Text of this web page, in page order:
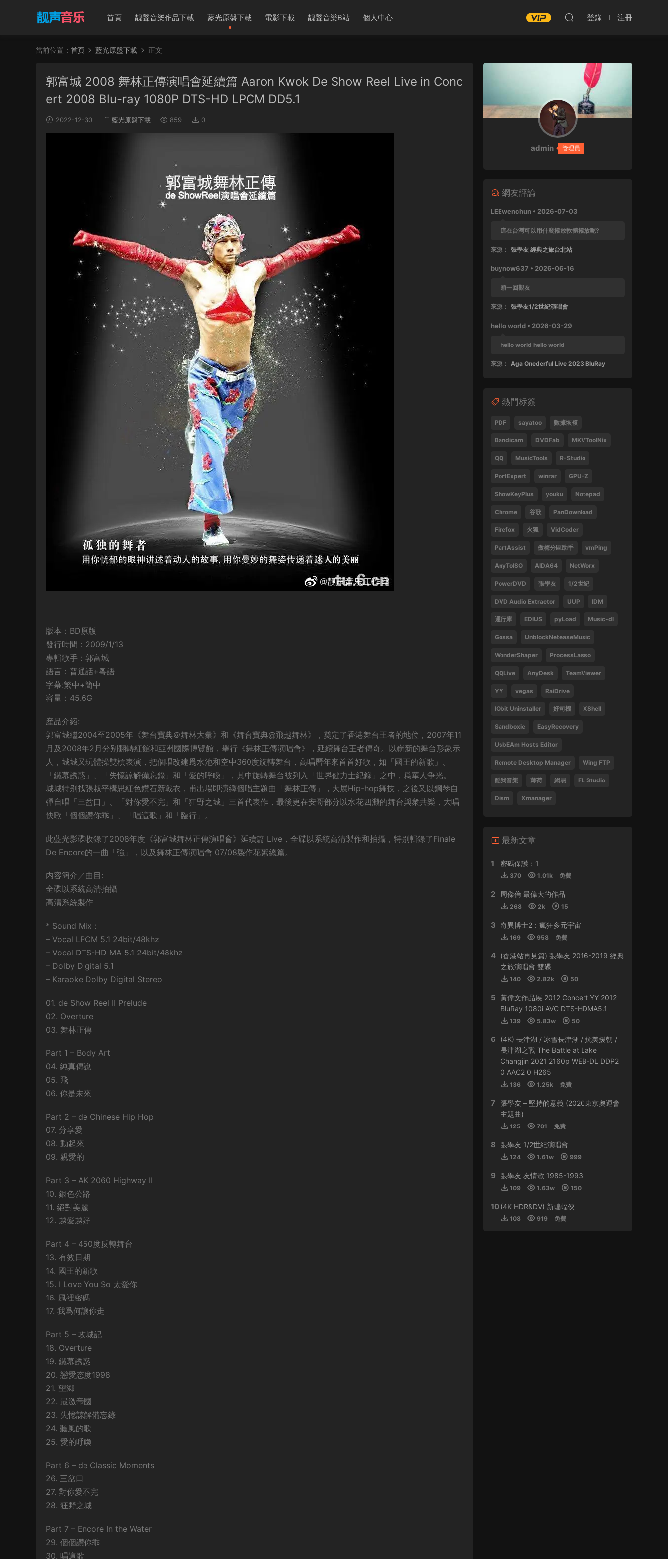
首頁 靓聲音樂作品下載 藍光原盤下載 電影下載 靓聲音樂B站 個人中心 登錄 注冊
當前位置： 首頁 藍光原盤下載 正文
郭富城 2008 舞林正傳演唱會延續篇 Aaron Kwok De Show Reel Live in Conc
ert 2008 Blu-ray 1080P DTS-HD LPCM DD5.1
2022-12-30 藍光原盤下載 859 0
版本：BD原版
發行時間：2009/1/13
專輯歌手：郭富城
語言：普通話+粵語
字幕:繁中+簡中
容量：45.6G
産品介紹:
郭富城繼2004至2005年《舞台寶典＠舞林大彙》和《舞台寶典@飛越舞林》，奠定了香港舞台王者的地位，2007年11
月及2008年2月分别翻轉紅館和亞洲國際博覽館，舉行《舞林正傳演唱會》，延續舞台王者傳奇。以嶄新的舞台形象示
人，城城又玩體操雙槓表演，把個唱改建爲水池和空中360度旋轉舞台，高唱曆年來首首好歌，如「國王的新歌」、
「鐵幕誘惑」、「失憶諒解備忘錄」和「愛的呼喚」，其中旋轉舞台被列入「世界健力士紀錄」之中，爲華人争光。
城城特别找張叔平構思紅色鑽石新戰衣，甫出場即演繹個唱主題曲「舞林正傳」，大展Hip-hop舞技，之後又以鋼琴自
彈自唱「三岔口」、「對你愛不完」和「狂野之城」三首代表作，最後更在安哥部分以水花四濺的舞台與衆共樂，大唱
快歌「個個讚你乖」、「唱這歌」和「臨行」。
此藍光影碟收錄了2008年度《郭富城舞林正傳演唱會》延續篇 Live，全碟以系統高清製作和拍攝，特别輯錄了Finale
De Encore的一曲「強」，以及舞林正傳演唱會 07/08製作花絮總篇。
内容簡介／曲目:
全碟以系統高清拍攝
高清系統製作
* Sound Mix :
– Vocal LPCM 5.1 24bit/48khz
– Vocal DTS-HD MA 5.1 24bit/48khz
– Dolby Digital 5.1
– Karaoke Dolby Digital Stereo
01. de Show Reel II Prelude
02. Overture
03. 舞林正傳
Part 1 – Body Art
04. 純真傳說
05. 飛
06. 你是未來
Part 2 – de Chinese Hip Hop
07. 分享愛
08. 動起來
09. 親愛的
Part 3 – AK 2060 Highway II
10. 銀色公路
11. 絕對美麗
12. 越愛越好
Part 4 – 450度反轉舞台
13. 有效日期
14. 國王的新歌
15. I Love You So 太愛你
16. 風裡密碼
17. 我爲何讓你走
Part 5 – 攻城記
18. Overture
19. 鐵幕誘惑
20. 戀愛态度1998
21. 望鄉
22. 最激帝國
23. 失憶諒解備忘錄
24. 聽風的歌
25. 愛的呼喚
Part 6 – de Classic Moments
26. 三岔口
27. 對你愛不完
28. 狂野之城
Part 7 – Encore In the Water
29. 個個讚你乖
30. 唱這歌
admin 管理員
網友評論
LEEwenchun • 2026-07-03
這在台灣可以用什麼撥放軟體撥放呢?
來源： 張學友 經典之旅台北站
buynow637 • 2026-06-16
頭一回觀友
來源： 張學友1/2世紀演唱會
hello world • 2026-03-29
hello world hello world
來源： Aga Onederful Live 2023 BluRay
這張還沒好好完整欣賞過
來源： 張學友 1999 友個人演唱會 60FPS 清晰版
SPad • 2025-04-28
1
來源： 周傑倫 最偉大的作品
13829047375 • 2025-02-21
好
袁鳳瑛 天若有情
唱會香港站
13612396082 • 2024-09-27
感謝
來源： 林子祥&趙增熹 2013 絕對熹祥 演唱會 A
Tsang Hei 2013 Blu-ray 1080i AVC DTS-HD
470859 • 2024-09-03
感謝分享
來源： 瞬息全宇宙
laohusyf • 2024-05-30
喜歡聽張敬軒的歌
來源：
張敬軒 2018 Hinsideout 演唱會 Hins
Silicon • 2024-04-30
來源： (香港站&台北站) 張學友 經典之旅
HY0768 • 2024-03-13
來源：
容祖兒 Another Side Joey My Secret
Live 2023
509sdyfk • 2024-02-21
這個真是太貴了
來源： 容祖兒 Another Side Joey My Secret
Live 2023
HJGZS • 2024-02-06
好貴啊
來源： 容祖兒 Another Side Joey My Secret
Live 2023
io；
來源： 周傑倫 最偉大的作品
虛空恐懼 • 2024-01-11
來源： 林子祥&趙增熹 2013 絕對熹祥 演唱會 A
Tsang Hei 2013 Blu-ray 1080i AVC DTS-HD
MA 5.1
熱門标簽
PDF sayatoo 數據恢複
Bandicam DVDFab MKVToolNix
QQ MusicTools R-Studio
PortExpert winrar GPU-Z
ShowKeyPlus youku Notepad
Chrome 谷歌 PanDownload
Firefox 火狐 VidCoder
PartAssist 傲梅分區助手 vmPing
AnyToISO AIDA64 NetWorx
PowerDVD 張學友 1/2世紀
DVD Audio Extractor UUP IDM
運行庫 EDIUS pyLoad Music-dl
Gossa UnblockNeteaseMusic
WonderShaper ProcessLasso
QQLive AnyDesk TeamViewer
YY vegas RaiDrive
IObit Uninstaller 好司機 XShell
Sandboxie EasyRecovery
UsbEAm Hosts Editor
Remote Desktop Manager Wing FTP
酷我音樂 薄荷 網易 FL Studio
Dism Xmanager
最新文章
1 密碼保護：1
370 1.01k 免費
2 周傑倫 最偉大的作品
268 2k 15
3 奇異博士2：瘋狂多元宇宙
169 958 免費
4
(香港站再見篇) 張學友 2016-2019 經典
之旅演唱會 雙碟
140 2.82k 50
5
黃偉文作品展 2012 Concert YY 2012
BluRay 1080i AVC DTS-HDMA5.1
139 5.83w 50
6
(4K) 長津湖 / 冰雪長津湖 / 抗美援朝 /
長津湖之戰 The Battle at Lake
Changjin 2021 2160p WEB-DL DDP2
0 AAC2 0 H265
136 1.25k 免費
7
張學友 – 堅持的意義 (2020東京奧運會
主題曲)
125 701 免費
8 張學友 1/2世紀演唱會
124 1.61w 999
9 張學友 友情歌 1985-1993
109 1.63w 150
10 (4K HDR&DV) 新蝙蝠俠
108 919 免費